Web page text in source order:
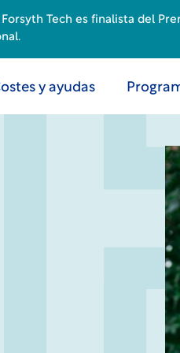
y ayudas
Tech es finalista del